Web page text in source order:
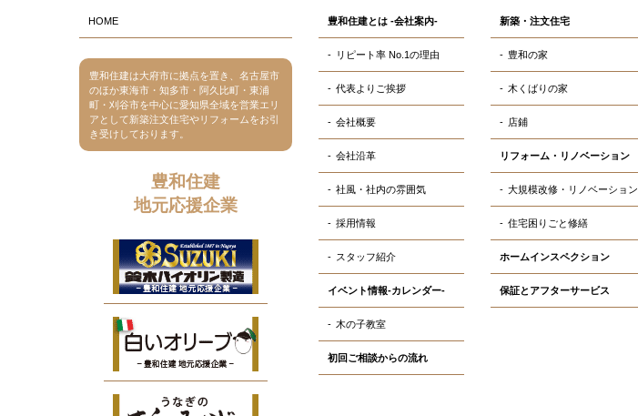
HOME
豊和住建は大府市に拠点を置き、名古屋市
のほか東海市・知多市・阿久比町・東浦
町・刈谷市を中心に愛知県全域を営業エリ
アとして新築注文住宅やリフォームをお引
き受けしております。
豊和住建
地元応援企業
豊和住建とは -会社案内-
リピート率 No.1の理由
代表よりご挨拶
会社概要
会社沿革
社風・社内の雰囲気
採用情報
スタッフ紹介
イベント情報-カレンダー-
木の子教室
初回ご相談からの流れ
新築・注文住宅
豊和の家
木くばりの家
店鋪
リフォーム・リノベーション
大規模改修・リノベーション
住宅困りごと修繕
ホームインスペクション
保証とアフターサービス